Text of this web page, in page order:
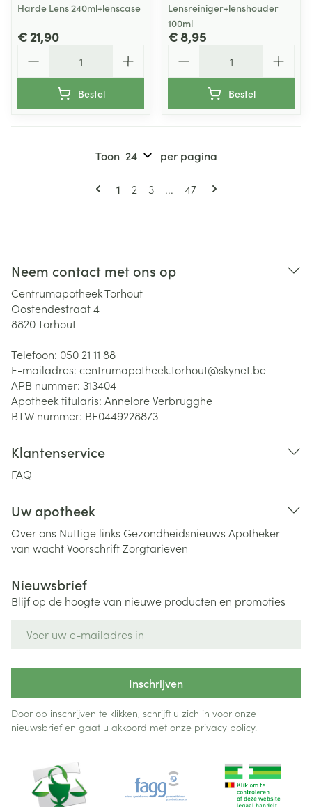
Harde Lens 240ml+lenscase
€ 21,90
Bestel
Lensreiniger+lenshouder
100ml
€ 8,95
Bestel
Pagina's
U lees momenteel pagina
1 Pagina
2 Pagina
3 ... Pagina
47
Toon per pagina
Neem contact met ons op
Centrumapotheek Torhout
Oostendestraat 4
8820Torhout
Telefoon: 050 21 11 88
E-mailadres: centrumapotheek.torhout@skynet.be
APB nummer: 313404
Apotheek titularis: Annelore Verbrugghe
BTW nummer: BE0449228873
Klantenservice
FAQ
Uw apotheek
Over ons Nuttige links Gezondheidsnieuws Apotheker
van wachtVoorschriftZorgtarieven
Nieuwsbrief
Blijf op de hoogte van nieuwe producten en promoties
Inschrijven
Door op inschrijven te klikken, schrijft u zich in voor onze
nieuwsbrief en gaat u akkoord met onze privacy policy.